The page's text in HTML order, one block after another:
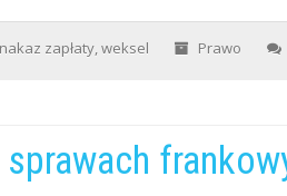
nakaz zapłaty,weksel Prawo